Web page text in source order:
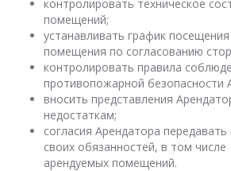
контролировать техническое
помещений;
устанавливать график
помещения по согласованию
контролировать правила
противопожарной безопасности
вносить представления
недостаткам;
согласия Арендатора
своих обязанностей, в том
арендуемых помещений.